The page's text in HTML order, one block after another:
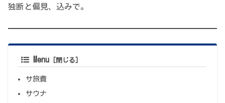
独断と偏見、込みで。
Menu
サ旅費
サウナ